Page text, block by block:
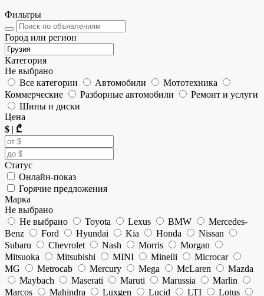
Фильтры
Город или регион
Категория
Не выбрано
Все категории
Автомобили
Мототехника
Коммерческие
Разборные автомобили
Ремонт и услуги
Шины и диски
Цена
$ | ₾
Статус
Онлайн-показ
Горячие предложения
Марка
Не выбрано
Не выбрано
Toyota Lexus BMW
Mercedes-
Benz
Ford Hyundai Kia Honda
Nissan
Subaru
Chevrolet Nash Morris
Morgan
Mitsuoka
Mitsubishi MINI Minelli
Microcar
MG
Metrocab Mercury Mega McLaren
Mazda
Maybach
Maserati Maruti Marussia
Marlin
Marcos
Mahindra Luxgen Lucid LTI Lotus